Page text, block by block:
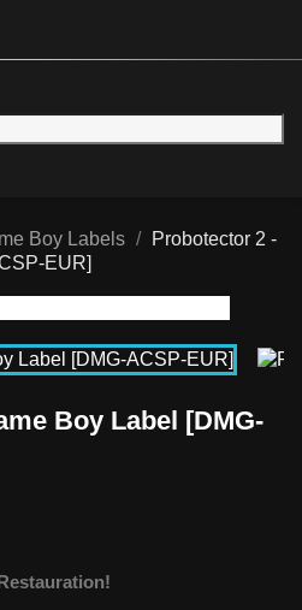
Boy Labels
Probotector 2 -
EUR]
Boy Label [DMG-